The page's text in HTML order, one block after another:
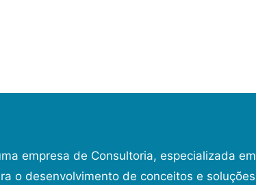
empresa de Consultoria, especializada em
o desenvolvimento de conceitos e soluções